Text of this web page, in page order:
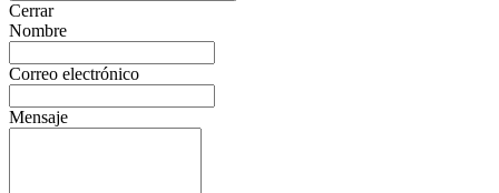
Cerrar
Nombre
Correo electrónico
Mensaje